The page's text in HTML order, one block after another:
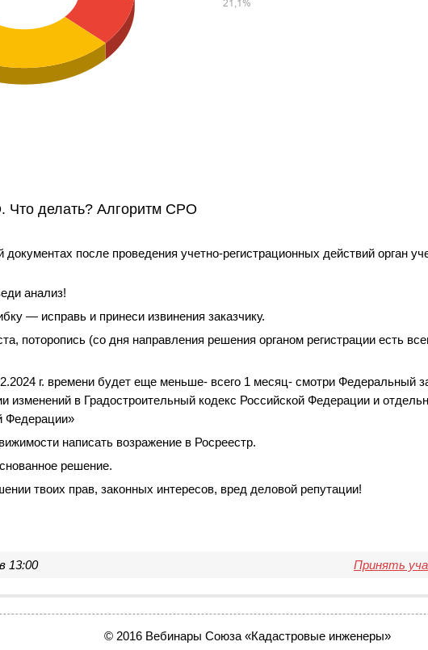
Что делать? Алгоритм СРО
после проведения учетно-регистрационных действий орган
анализ!
— исправь и принеси извинения заказчику.
поторопись (со дня направления решения органом регистрации есть
г. времени будет еще меньше- всего 1 месяц- смотри Федеральный
изменений в Градостроительный кодекс Российской Федерации и
Федерации»
написать возражение в Росреестр.
решение.
твоих прав, законных интересов, вред деловой репутации!
13:00 Принять
© 2016 Вебинары Союза «Кадастровые инженеры»